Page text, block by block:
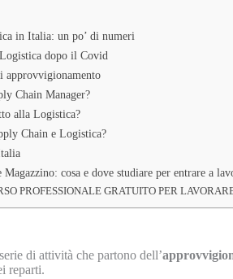
in Italia: un po’ di numeri
dopo il Covid
approvvigionamento
Chain Manager?
alla Logistica?
Chain e Logistica?
cosa e dove studiare per entrare a
PROFESSIONALE GRATUITO PER
di attività che partono dell’
reparti.